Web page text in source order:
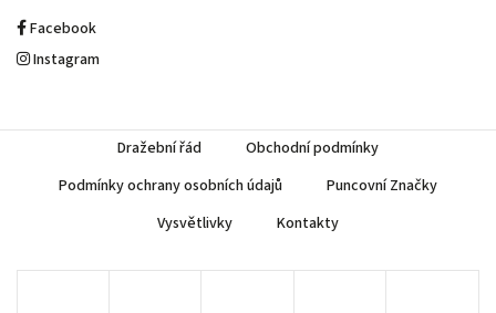
Facebook
Instagram
Dražební řád
Obchodní podmínky
Podmínky ochrany osobních údajů
Puncovní Značky
Vysvětlivky
Kontakty